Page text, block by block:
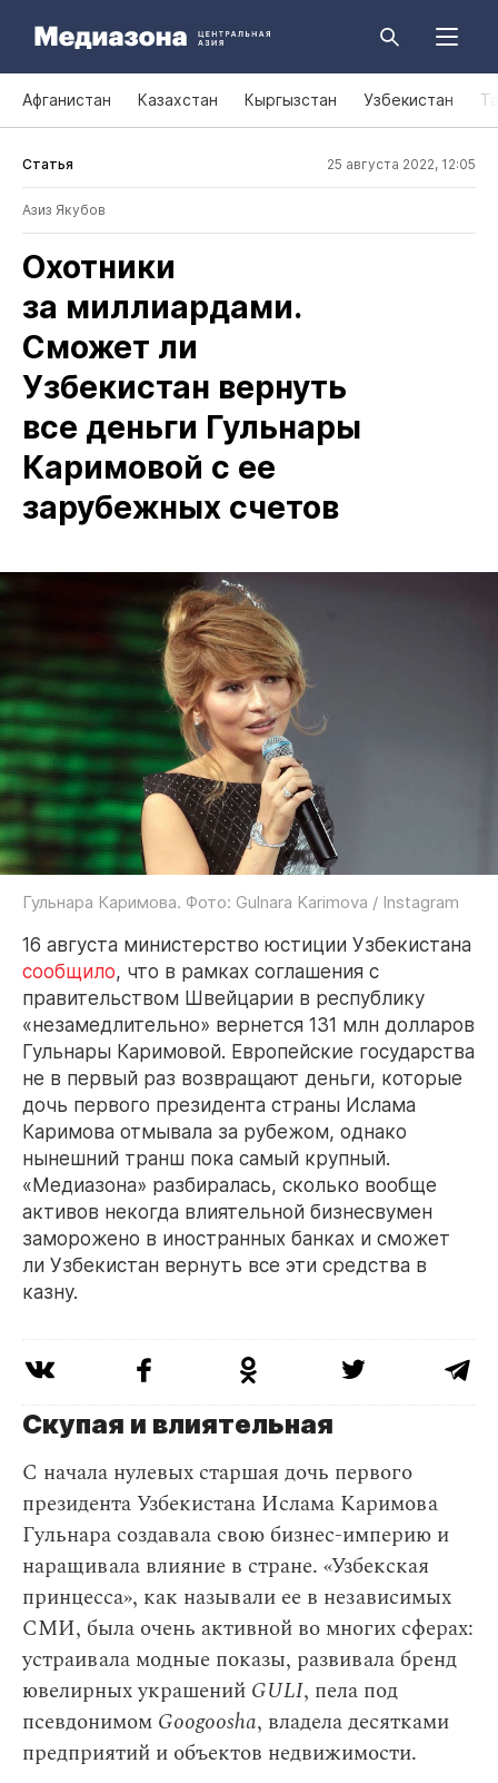
Афганистан Казахстан Кыргызстан Узбекистан
Статья 25 августа 2022, 12:05
Азиз Якубов
Охотники
за миллиардами.
Сможет ли
Узбекистан вернуть
все деньги Гульнары
Каримовой с ее
зарубежных счетов
Гульнара Каримова. Фото: Gulnara Karimova / Instagram
16 августа министерство юстиции Узбекистана
сообщило, что в рамках соглашения с
правительством Швейцарии в республику
«незамедлительно» вернется 131 млн долларов
Гульнары Каримовой. Европейские государства
не в первый раз возвращают деньги, которые
дочь первого президента страны Ислама
Каримова отмывала за рубежом, однако
нынешний транш пока самый крупный.
«Медиазона» разбиралась, сколько вообще
активов некогда влиятельной бизнесвумен
заморожено в иностранных банках и сможет
ли Узбекистан вернуть все эти средства в
казну.
Скупая и влиятельная
С начала нулевых старшая дочь первого
президента Узбекистана Ислама Каримова
Гульнара создавала свою бизнес-империю и
наращивала влияние в стране. «Узбекская
принцесса», как называли ее в независимых
СМИ, была очень активной во многих сферах:
устраивала модные показы, развивала бренд
ювелирных украшений GULI, пела под
псевдонимом Googoosha, владела десятками
предприятий и объектов недвижимости.